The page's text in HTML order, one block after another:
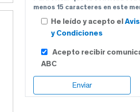
menos 15 caracteres en este
He leído y acepto el
y Condiciones
Acepto recibir
ABC